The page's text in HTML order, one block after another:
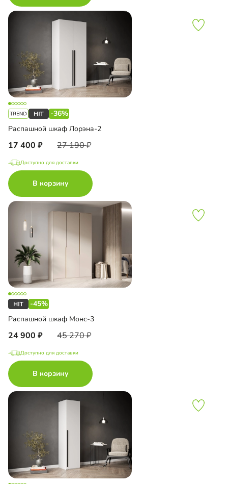
-36%
Распашной шкаф Лорэна-2
17 400 27 190
Доступно для доставки
В корзину
-45%
Распашной шкаф Монс-3
24 900 45 270
Доступно для доставки
В корзину